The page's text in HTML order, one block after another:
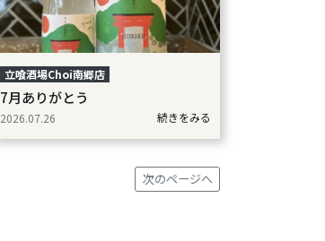
立喰酒場Choi南郷店
7月ありがとう
2026.07.26 続きをみる
次のページへ